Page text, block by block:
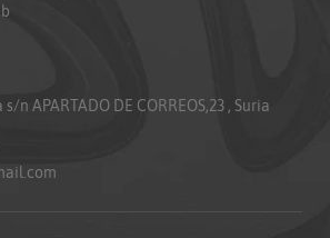
n APARTADO DE CORREOS,23 , Suria